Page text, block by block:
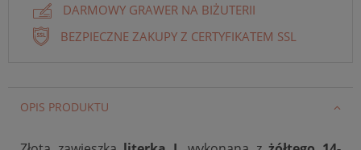
DARMOWY GRAWER NA BIŻUTERII
BEZPIECZNE ZAKUPY Z CERTYFIKATEM SSL
OPIS PRODUKTU